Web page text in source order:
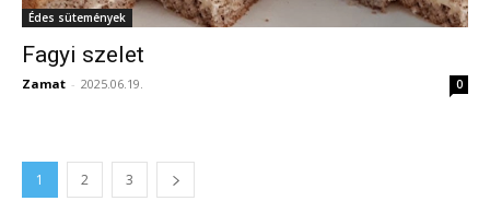
Édes sütemények
Fagyi szelet
Zamat - 2025.06.19. 0
1 2 3